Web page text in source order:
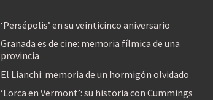
‘Persépolis’ en su veinticinco aniversario
Granada es de cine: memoria fílmica de una
provincia
El Lianchi: memoria de un hormigón olvidado
‘Lorca en Vermont’: su historia con Cummings